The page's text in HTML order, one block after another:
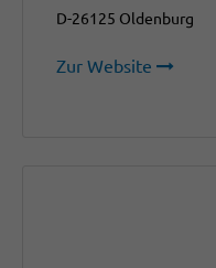
D-26125 Oldenburg
Zur Website